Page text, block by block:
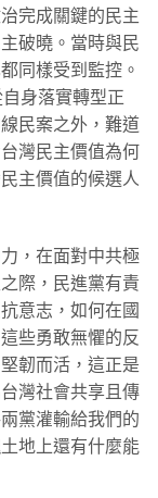
完成關鍵的民主
破曉。當時與民
同樣受到監控。
身落實轉型正
民案之外，難道
灣民主價值為何
主價值的候選人
，在面對中共極
際，民進黨有責
意志，如何在國
些勇敢無懼的反
韌而活，這正是
灣社會共享且傳
黨灌輸給我們的
地上還有什麼能